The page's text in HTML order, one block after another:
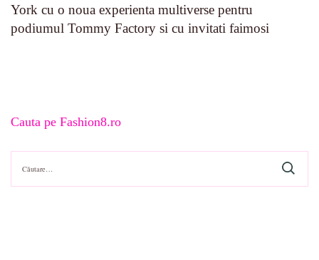
York cu o noua experienta multiverse pentru
podiumul Tommy Factory si cu invitati faimosi
Cauta pe Fashion8.ro
Caută
după: